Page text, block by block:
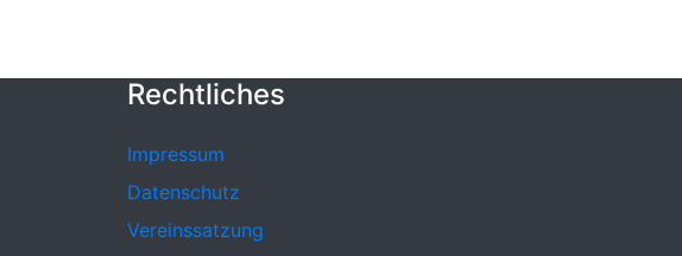
Rechtliches
Impressum
Datenschutz
Vereinssatzung